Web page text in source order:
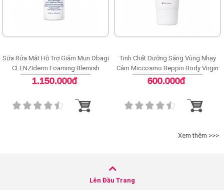
Sữa Rửa Mặt Hỗ Trợ Giảm Mụn Obagi
CLENZIderm Foaming Blemish
Cleanser
1.150.000đ
Tinh Chất Dưỡng Sáng Vùng Nhạy
Cảm Miccosmo Beppin Body Virgin
White Serum
600.000đ
Xem thêm >>>
Lên Đầu Trang